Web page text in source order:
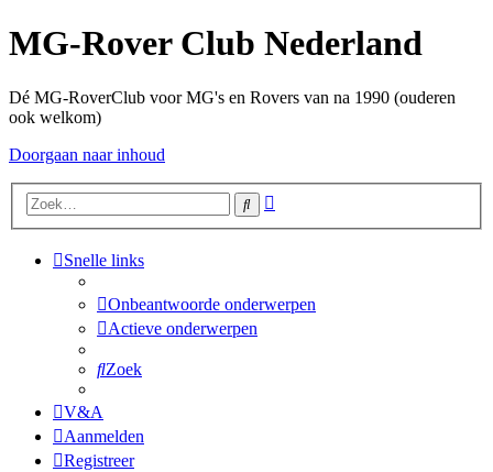
MG-Rover Club Nederland
Dé MG-RoverClub voor MG's en Rovers van na 1990 (ouderen
ook welkom)
Doorgaan naar inhoud
Zoek
Snelle links
Onbeantwoorde onderwerpen
Actieve onderwerpen
Zoek
V&A
Aanmelden
Registreer